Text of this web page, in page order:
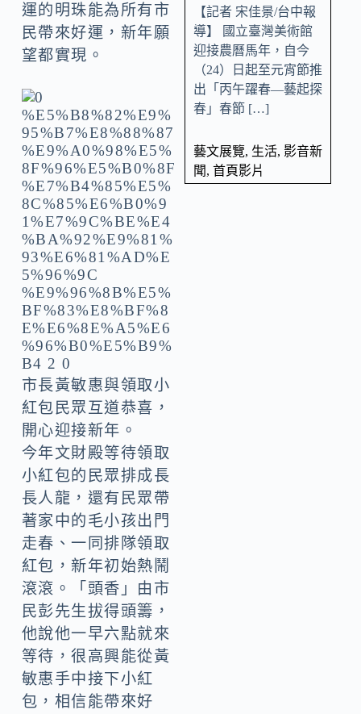
運的明珠能為所有市
民帶來好運，新年願
望都實現。
市長黃敏惠與領取小
紅包民眾互道恭喜，
開心迎接新年。
今年文財殿等待領取
小紅包的民眾排成長
長人龍，還有民眾帶
著家中的毛小孩出門
走春、一同排隊領取
紅包，新年初始熱鬧
滾滾。「頭香」由市
民彭先生拔得頭籌，
他說他一早六點就來
等待，很高興能從黃
敏惠手中接下小紅
包，相信能帶來好
【記者 宋佳景/台中報
導】 國立臺灣美術館
迎接農曆馬年，自今
（24）日起至元宵節推
出「丙午躍春—藝起探
春」春節 […]
藝文展覽, 生活, 影音新
聞, 首頁影片